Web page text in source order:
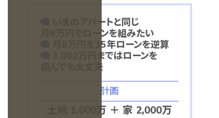
いまのアパートと同じ
月8万円でローンを組みたい
月8万円を35年ローンを逆算
3,000万円まではローンを
組んでも大丈夫
計画
1,000万 ＋ 家 2,000万